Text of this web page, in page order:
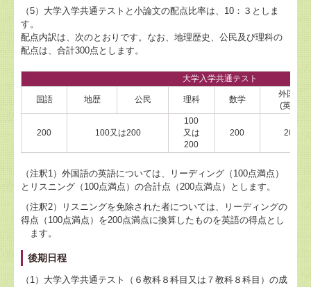
（5）大学入学共通テストと小論文の配点比率は、10：３としま
す。
配点内訳は、次のとおりです。なお、地理歴史、公民及び理科の
配点は、合計300点とします。
大学入学共通テスト
国語 地歴 公民 理科 数学
外国語
(英語)
200 100又は200
100
又は
200
200 200
（注釈1）外国語の英語については、リーディング（100点満点）
とリスニング（100点満点）の合計点（200点満点）とします。
（注釈2）リスニングを免除された者については、リーディングの
得点（100点満点）を200点満点に換算したものを英語の得点とし
ます。
後期日程
（1）大学入学共通テスト（６教科８科目又は７教科８科目）の成